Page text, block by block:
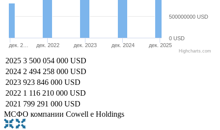
дек. 2… дек. 2022 дек. 2023 дек. 2024 дек. 2025
0 USD
500000000 USD
Highcharts.com
2025 3 500 054 000 USD
2024 2 494 258 000 USD
2023 923 846 000 USD
2022 1 116 210 000 USD
2021 799 291 000 USD
МСФО компании Cowell e Holdings